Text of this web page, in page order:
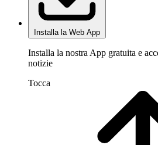
Installa la Web App
Installa la nostra App gratuita e
notizie
Tocca